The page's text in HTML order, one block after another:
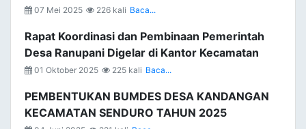
07 Mei 2025 226 kali Baca...
Rapat Koordinasi dan Pembinaan Pemerintah
Desa Ranupani Digelar di Kantor Kecamatan
01 Oktober 2025 225 kali Baca...
PEMBENTUKAN BUMDES DESA KANDANGAN
KECAMATAN SENDURO TAHUN 2025